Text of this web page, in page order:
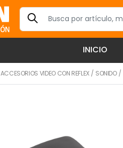
INICIO
ACCESORIOS VIDEO CON REFLEX/ SONIDO/